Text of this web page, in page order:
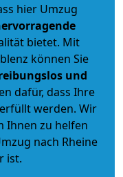
hier Umzug
bietet. Mit
können Sie
und
dafür, dass Ihre
werden. Wir
Ihnen zu helfen
nach Rheine
ist.